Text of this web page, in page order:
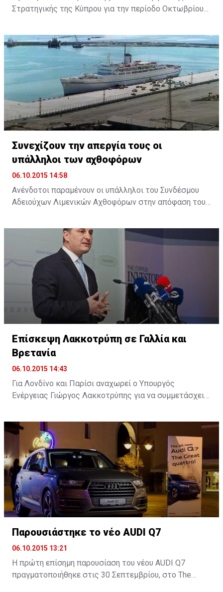
Στρατηγικής της Κύπρου για την περίοδο Οκτωβρίου
της Δημοκρατίας ο Πρόεδρος του Συμβουλίου
Ανδρέας Πουλλικάς. Παραλαμβάνοντας την Έκθεση, ο
Πρόεδρος Αναστασιάδης εξήρε το ρόλο του
Συμβουλίου και ανάλογων φορέων, σημειώνοντας ότι
θα υπάρχει ακόμη μεγαλύτερη αξιοποίηση του
επιστημονικού προσωπικού ...
Συνεχίζουν την απεργία τους οι
υπάλληλοι των αχθοφόρων
06.10.2015 14:58
Ανένδοτοι παραμένουν οι υπάλληλοι του Συνδέσμου
Αδειούχων Λιμενικών Αχθοφόρων στην απόφαση τους
άμεση καταβολή της αποζημίωσης που συμφωνήθηκε,
στο πλαίσιο της εμπορικοποίησης των υπηρεσιών του
λιμανιού.
Επίσκεψη Λακκοτρύπη σε Γαλλία και
Βρετανία
06.10.2015 14:43
Για Λονδίνο και Παρίσι αναχωρεί ο Υπουργός
Ενέργειας Γιώργος Λακκοτρύπης για να συμμετάσχει
επενδύσεων στην Κύπρο, ενώ θα έχει επαφές και με
εκπροσώπους ενεργειακών κολοσσών.
Παρουσιάστηκε το νέο AUDI Q7
06.10.2015 13:21
H πρώτη επίσημη παρουσίαση του νέου AUDI Q7
πραγματοποιήθηκε στις 30 Σεπτεμβρίου, στο Τhe